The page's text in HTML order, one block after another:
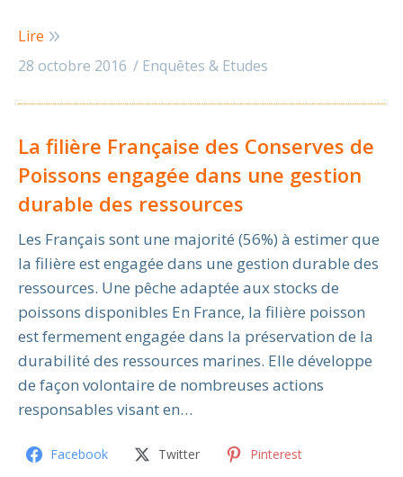
Lire
28 octobre 2016
Enquêtes & Etudes
La filière Française des Conserves de
Poissons engagée dans une gestion
durable des ressources
Les Français sont une majorité (56%) à estimer que
la filière est engagée dans une gestion durable des
ressources. Une pêche adaptée aux stocks de
poissons disponibles En France, la filière poisson
est fermement engagée dans la préservation de la
durabilité des ressources marines. Elle développe
de façon volontaire de nombreuses actions
responsables visant en…
Facebook Twitter Pinterest